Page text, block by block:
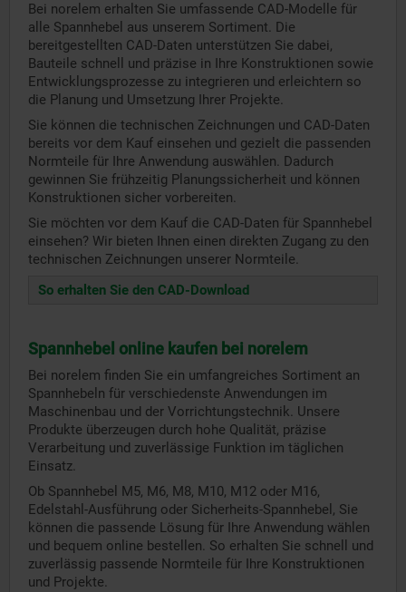
Bei norelem erhalten Sie umfassende CAD-Modelle für
alle Spannhebel aus unserem Sortiment. Die
bereitgestellten CAD-Daten unterstützen Sie dabei,
Bauteile schnell und präzise in Ihre Konstruktionen sowie
Entwicklungsprozesse zu integrieren und erleichtern so
die Planung und Umsetzung Ihrer Projekte.
Sie können die technischen Zeichnungen und CAD-Daten
bereits vor dem Kauf einsehen und gezielt die passenden
Normteile für Ihre Anwendung auswählen. Dadurch
gewinnen Sie frühzeitig Planungssicherheit und können
Konstruktionen sicher vorbereiten.
Sie möchten vor dem Kauf die CAD-Daten für Spannhebel
einsehen? Wir bieten Ihnen einen direkten Zugang zu den
technischen Zeichnungen unserer Normteile.
So erhalten Sie den CAD-Download
Spannhebel online kaufen bei norelem
Bei norelem finden Sie ein umfangreiches Sortiment an
Spannhebeln für verschiedenste Anwendungen im
Maschinenbau und der Vorrichtungstechnik. Unsere
Produkte überzeugen durch hohe Qualität, präzise
Verarbeitung und zuverlässige Funktion im täglichen
Einsatz.
Ob Spannhebel M5, M6, M8, M10, M12 oder M16,
Edelstahl-Ausführung oder Sicherheits-Spannhebel, Sie
können die passende Lösung für Ihre Anwendung wählen
und bequem online bestellen. So erhalten Sie schnell und
zuverlässig passende Normteile für Ihre Konstruktionen
und Projekte.